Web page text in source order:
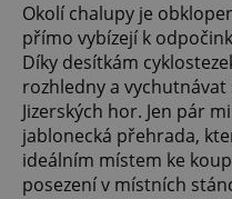
Okolí chalupy je
přímo vybízejí k
Díky desítkám
rozhledny a
Jizerských hor. Jen pár
jablonecká přehrada,
ideálním místem ke
posezení v místních